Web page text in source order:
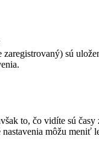
sú
to, čo vidíte sú
nastavenia môžu